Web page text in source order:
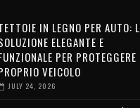
IN LEGNO PER AUTO:
ELEGANTE E
PER
VEICOLO
JULY 24, 2026